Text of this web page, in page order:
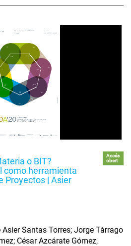
o BIT?
como herramienta
Proyectos | Asier
Accés
obert
Santas Torres; Jorge Tárrago
César Azcárate Gómez,